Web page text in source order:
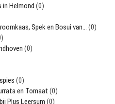
Helmond (0)
Spek en Bosui van… (0)
(0)
(0)
en Tomaat (0)
Plus Leersum (0)